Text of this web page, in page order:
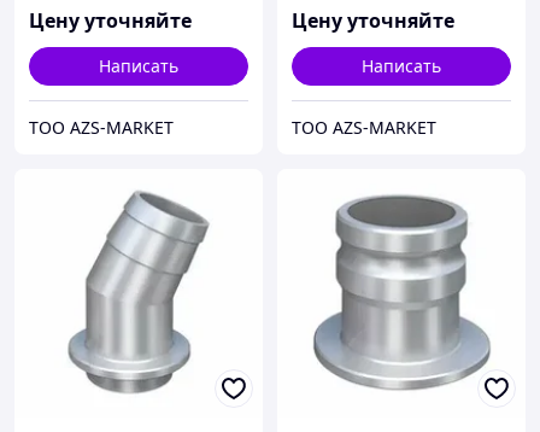
Цену уточняйте
Написать
TOO AZS-MARKET
Цену уточняйте
Написать
TOO AZS-MARKET